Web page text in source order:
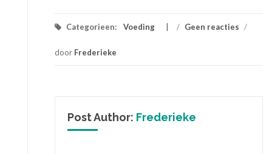
Categorieen: Voeding / Geen reacties /
door Frederieke
Post Author: Frederieke